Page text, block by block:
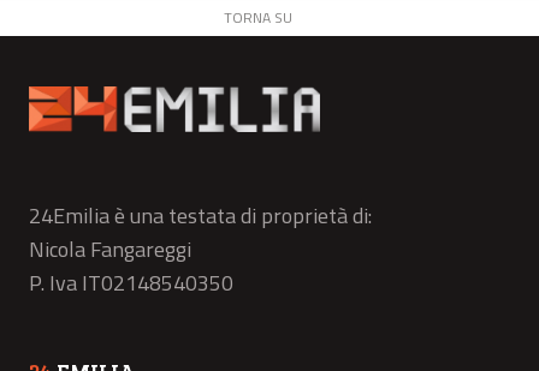
TORNA SU
24Emilia è una testata di proprietà di:
Nicola Fangareggi
P. Iva IT02148540350